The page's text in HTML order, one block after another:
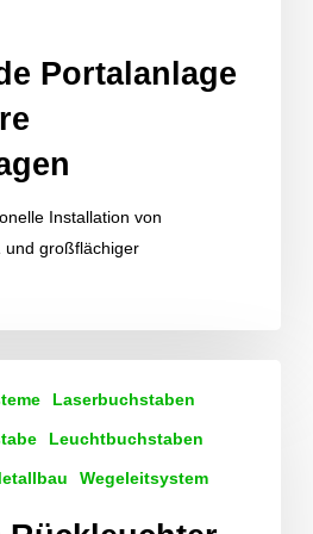
Portalanlage
Installation von
und großflächiger
Laserbuchstaben
Leuchtbuchstaben
Wegeleitsystem